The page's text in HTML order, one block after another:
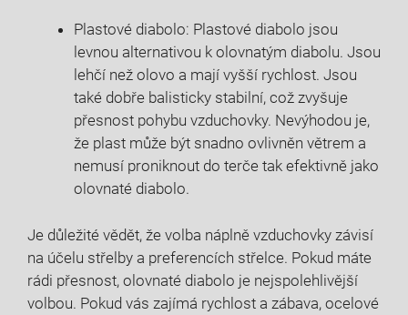
Plastové diabolo: Plastové diabolo jsou
levnou alternativou k olovnatým diabolu. Jsou
lehčí než olovo a mají vyšší rychlost. Jsou
také dobře balisticky stabilní, což zvyšuje
přesnost pohybu vzduchovky. Nevýhodou je,
že plast může být snadno ovlivněn větrem a
nemusí proniknout do terče tak efektivně jako
olovnaté diabolo.
Je důležité vědět, že volba náplně vzduchovky závisí
na účelu střelby a preferencích střelce. Pokud máte
rádi přesnost, olovnaté diabolo je nejspolehlivější
volbou. Pokud vás zajímá rychlost a zábava, ocelové